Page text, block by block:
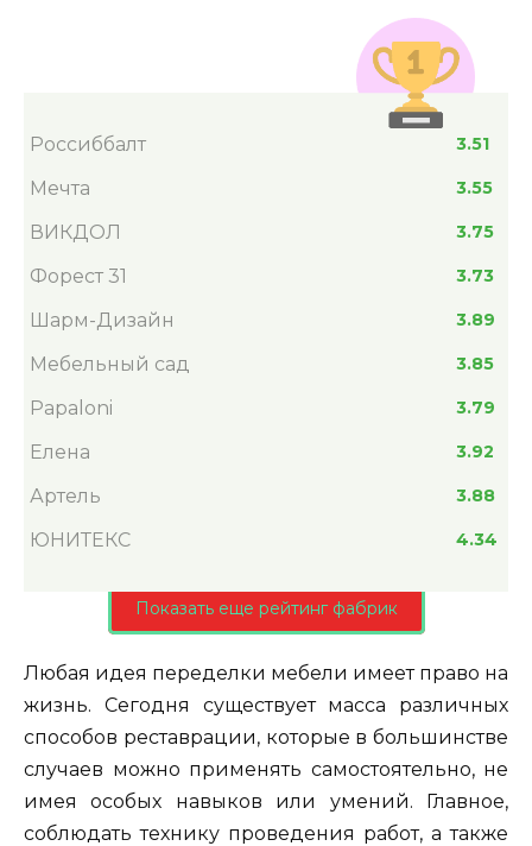
Россиббалт 3.51
Мечта 3.55
ВИКДОЛ 3.75
Форест 31 3.73
Шарм-Дизайн 3.89
Мебельный сад 3.85
Papaloni 3.79
Елена 3.92
Артель 3.88
ЮНИТЕКС 4.34
Показать еще рейтинг фабрик
Любая идея переделки мебели имеет право на
жизнь. Сегодня существует масса различных
способов реставрации, которые в большинстве
случаев можно применять самостоятельно, не
имея особых навыков или умений. Главное,
соблюдать технику проведения работ, а также